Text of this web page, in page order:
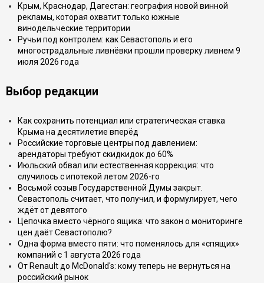
Крым, Краснодар, Дагестан: география новой винной
рекламы, которая охватит только южные
винодельческие территории
Ручьи под контролем: как Севастополь и его
многострадальные ливнёвки прошли проверку ливнем 9
июля 2026 года
Выбор редакции
Как сохранить потенциал или стратегическая ставка
Крыма на десятилетие вперёд
Российские торговые центры под давлением:
арендаторы требуют скидкидок до 60%
Июльский обвал или естественная коррекция: что
случилось с ипотекой летом 2026-го
Восьмой созыв Государственной Думы закрыт.
Севастополь считает, что получил, и формулирует, чего
ждёт от девятого
Цепочка вместо чёрного ящика: что закон о мониторинге
цен даёт Севастополю?
Одна форма вместо пяти: что поменялось для «спящих»
компаний с 1 августа 2026 года
От Renault до McDonald's: кому теперь не вернуться на
российский рынок